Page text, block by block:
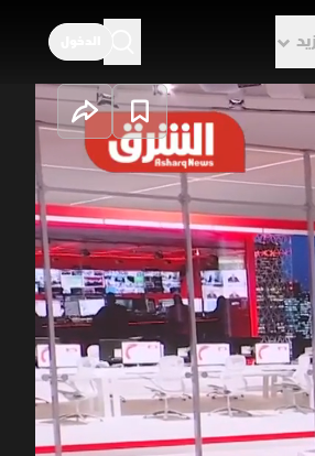
وطهران حول
الدبلوماسية
عرفات.